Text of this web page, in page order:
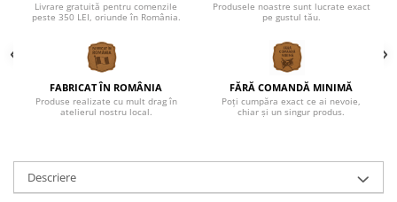
Cadouri indragostiti
Scoala/Absolvire
Magneti personalizati
Bucataria LemnoRed
Cutii pentru vin
Suporturi pahare
Livrare gratuită pentru comenzile
peste 350 LEI, oriunde în România.
Produsele noastre sunt lucrate exact
pe gustul tău.
FABRICAT ÎN ROMÂNIA
Produse realizate cu mult drag în
atelierul nostru local.
FĂRĂ COMANDĂ MINIMĂ
Poți cumpăra exact ce ai nevoie,
chiar și un singur produs.
Descriere